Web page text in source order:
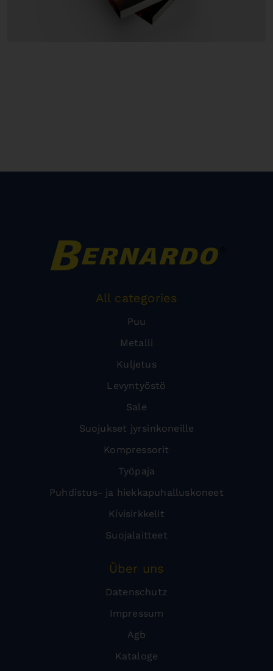
All categories
Puu
Metalli
Kuljetus
Levyntyöstö
Sale
Suojukset jyrsinkoneille
Kompressorit
Työpaja
Puhdistus- ja hiekkapuhalluskoneet
Kivisirkkelit
Suojalaitteet
Über uns
Datenschutz
Impressum
Agb
Kataloge